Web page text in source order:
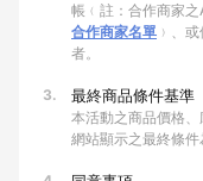
帳﹙註：合作商家之
合作商家名單 ﹚、
者。
3. 最終商品條件基準
本活動之商品價格
網站顯示之最終條